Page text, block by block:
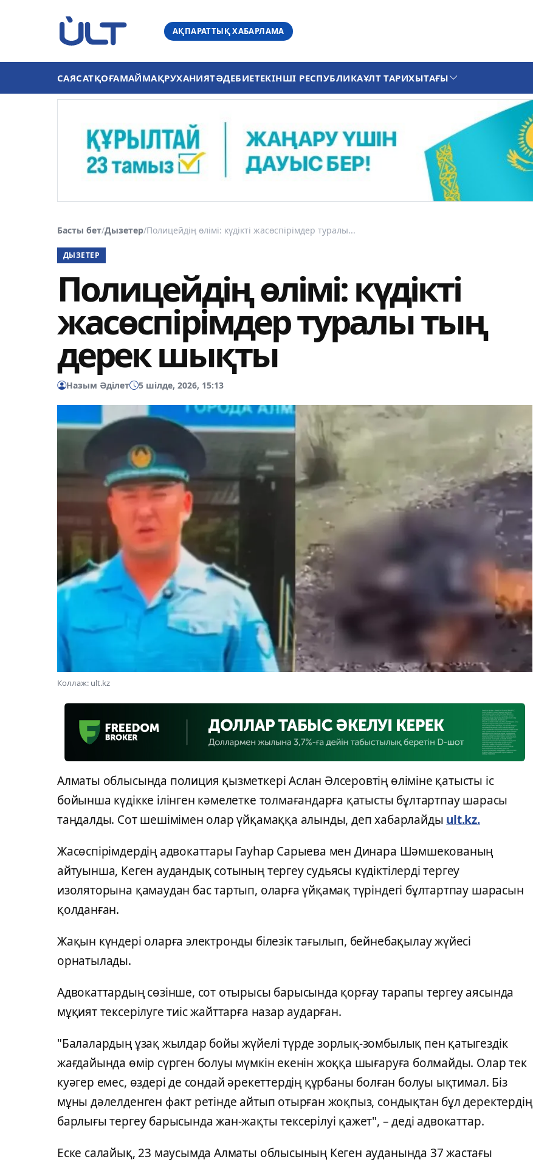
АҚПАРАТТЫҚ ХАБАРЛАМА
САЯСАТҚОҒАМАЙМАҚРУХАНИЯТӘДЕБИЕТЕКІНШІ РЕСПУБЛИКАҰЛТ ТАРИХЫТАҒЫ
Басты бет/Дызетер/Полицейдің өлімі: күдікті жасөспірімдер туралы...
ДЫЗЕТЕР
Полицейдің өлімі: күдікті
жасөспірімдер туралы тың
дерек шықты
Назым Әділет 5 шілде, 2026, 15:13
Коллаж: ult.kz
Алматы облысында полиция қызметкері Аслан Әлсеровтің өліміне қатысты іс
бойынша күдікке ілінген кәмелетке толмағандарға қатысты бұлтартпау шарасы
таңдалды. Сот шешімімен олар үйқамаққа алынды, деп хабарлайды ult.kz.
Жасөспірімдердің адвокаттары Гауһар Сарыева мен Динара Шәмшекованың
айтуынша, Кеген аудандық сотының тергеу судьясы күдіктілерді тергеу
изоляторына қамаудан бас тартып, оларға үйқамақ түріндегі бұлтартпау шарасын
қолданған.
Жақын күндері оларға электронды білезік тағылып, бейнебақылау жүйесі
орнатылады.
Адвокаттардың сөзінше, сот отырысы барысында қорғау тарапы тергеу аясында
мұқият тексерілуге тиіс жайттарға назар аударған.
"Балалардың ұзақ жылдар бойы жүйелі түрде зорлық-зомбылық пен қатыгездік
жағдайында өмір сүрген болуы мүмкін екенін жоққа шығаруға болмайды. Олар тек
куәгер емес, өздері де сондай әрекеттердің құрбаны болған болуы ықтимал. Біз
мұны дәлелденген факт ретінде айтып отырған жоқпыз, сондықтан бұл деректердің
барлығы тергеу барысында жан-жақты тексерілуі қажет", – деді адвокаттар.
Еске салайық, 23 маусымда Алматы облысының Кеген ауданында 37 жастағы